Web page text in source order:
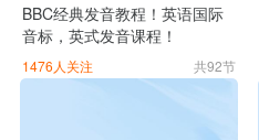
BBC经典发音教程！英语国际
音标，英式发音课程！
1476人关注 共92节